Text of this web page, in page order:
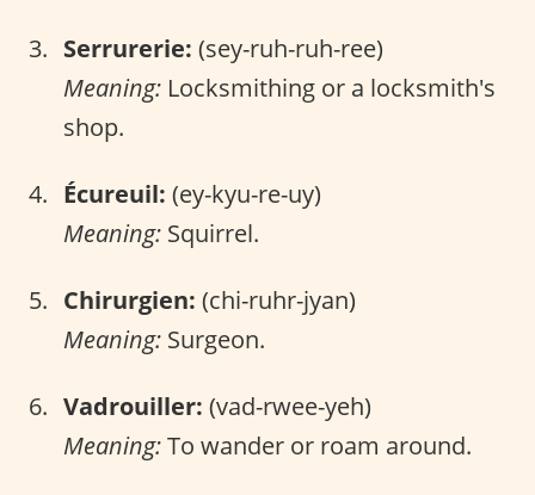
Serrurerie: (sey-ruh-ruh-ree)
Meaning: Locksmithing or a locksmith's
shop.
Écureuil: (ey-kyu-re-uy)
Meaning: Squirrel.
Chirurgien: (chi-ruhr-jyan)
Meaning: Surgeon.
Vadrouiller: (vad-rwee-yeh)
Meaning:To wander or roam around.